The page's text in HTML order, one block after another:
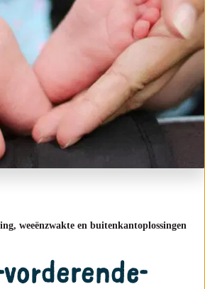
weeënzwakte en buitenkantoplossingen